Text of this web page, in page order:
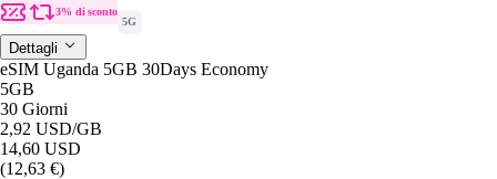
3% di sconto
5G
Dettagli
eSIM Uganda 5GB 30Days Economy
5GB
30 Giorni
2,92 USD/GB
14,60 USD
(12,63 €)